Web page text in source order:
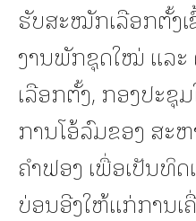
ຮັບສະໝັກເລືອກຕັ້ງ
ງານພັກຊຸດໃໝ່ ແລະ
ເລືອກຕັ້ງ, ກອງປະຊຸ
ການໂອ້ລົມຂອງ ສະ
ຄໍາຟອງ ເພື່ອເປັນທິດ
ບ່ອນອີງໃຫ້ແກ່ການເ